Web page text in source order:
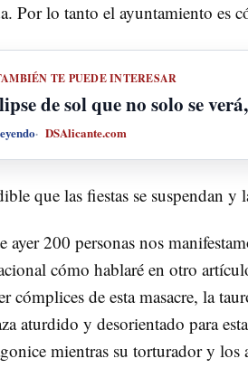
Por lo tanto el ayuntamiento es
TE PUEDE INTERESAR
de sol que no solo se
DSAlicante.com
que las fiestas se suspendan y
ayer 200 personas nos
cómo hablaré en otro
cómplices de esta masacre, la
aturdido y desorientado para
mientras su torturador y